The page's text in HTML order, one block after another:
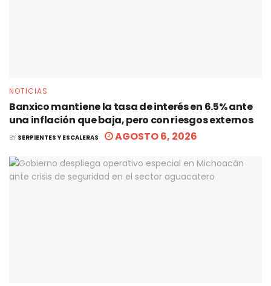
NOTICIAS
Banxico mantiene la tasa de interés en 6.5% ante
una inflación que baja, pero con riesgos externos
BY SERPIENTES Y ESCALERAS AGOSTO 6, 2026